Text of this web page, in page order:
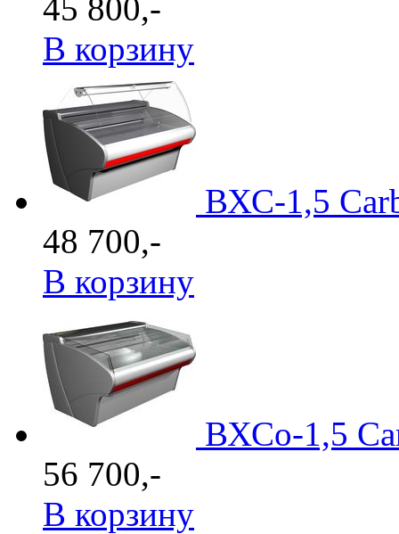
45 800,-
В корзину
ВХС-1,5
48 700,-
В корзину
ВХСо-1,5
56 700,-
В корзину